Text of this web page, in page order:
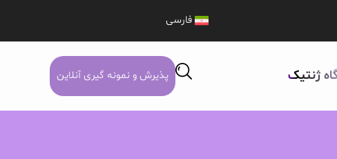
فارسی
ژنتیک پذیرش و نمونه گیری آنلاین